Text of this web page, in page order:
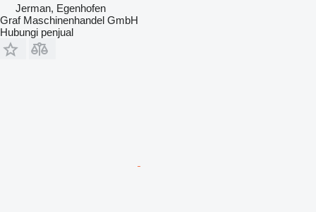
Jerman, Egenhofen
Graf Maschinenhandel GmbH
Hubungi penjual